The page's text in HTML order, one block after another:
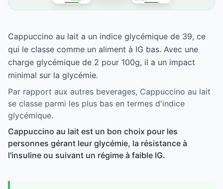
Cappuccino au lait a un indice glycémique de 39, ce
qui le classe comme un aliment à IG bas. Avec une
charge glycémique de 2 pour 100g, il a un impact
minimal sur la glycémie.
Par rapport aux autres beverages, Cappuccino au lait
se classe parmi les plus bas en termes d'indice
glycémique.
Cappuccino au lait est un bon choix pour les
personnes gérant leur glycémie, la résistance à
l'insuline ou suivant un régime à faible IG.